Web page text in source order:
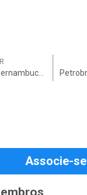
Equipe pernambucana participa de torneio mundial de teste de softwares
Associe-se